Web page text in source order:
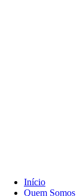
Início
Quem Somos